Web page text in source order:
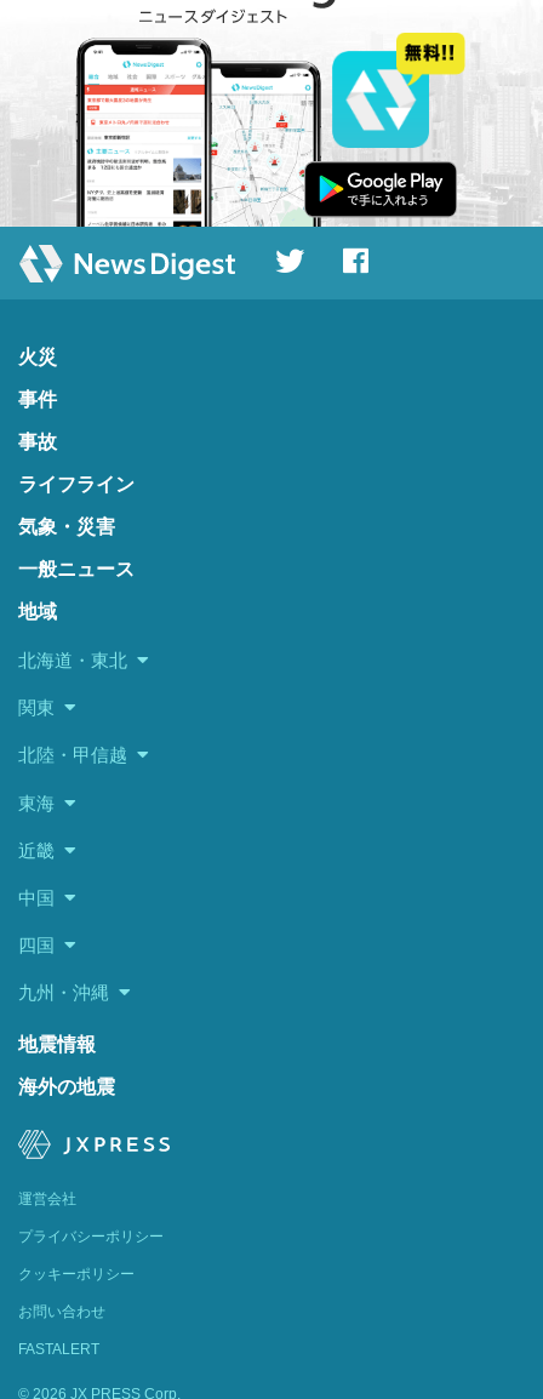
火災
事件
事故
ライフライン
気象・災害
一般ニュース
地域
北海道・東北
関東
北陸・甲信越
東海
近畿
中国
四国
九州・沖縄
地震情報
海外の地震
運営会社
プライバシーポリシー
クッキーポリシー
お問い合わせ
FASTALERT
© 2026 JX PRESS Corp.